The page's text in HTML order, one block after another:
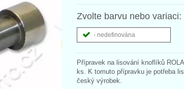
Zvolte barvu nebo variaci:
- nedefinována
Přípravek na lisování knoflíků
ks. K tomuto přípravku je potřeba
český výrobek.